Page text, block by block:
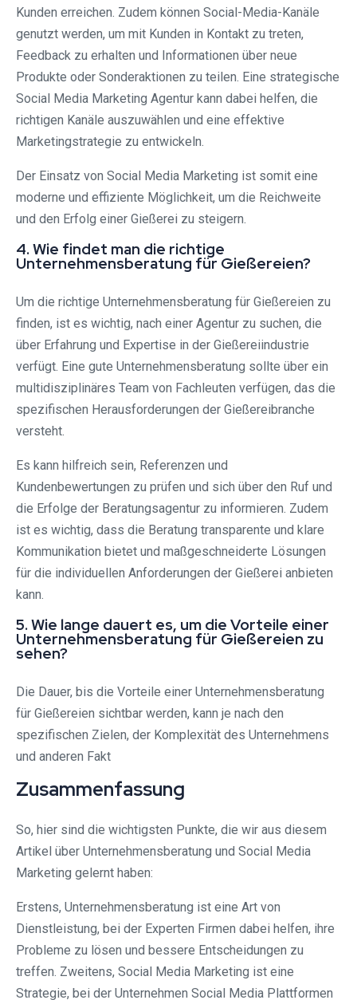
Kunden erreichen. Zudem können Social-Media-Kanäle
genutzt werden, um mit Kunden in Kontakt zu treten,
Feedback zu erhalten und Informationen über neue
Produkte oder Sonderaktionen zu teilen. Eine strategische
Social Media Marketing Agentur kann dabei helfen, die
richtigen Kanäle auszuwählen und eine effektive
Marketingstrategie zu entwickeln.
Der Einsatz von Social Media Marketing ist somit eine
moderne und effiziente Möglichkeit, um die Reichweite
und den Erfolg einer Gießerei zu steigern.
4. Wie findet man die richtige
Unternehmensberatung für Gießereien?
Um die richtige Unternehmensberatung für Gießereien zu
finden, ist es wichtig, nach einer Agentur zu suchen, die
über Erfahrung und Expertise in der Gießereiindustrie
verfügt. Eine gute Unternehmensberatung sollte über ein
multidisziplinäres Team von Fachleuten verfügen, das die
spezifischen Herausforderungen der Gießereibranche
versteht.
Es kann hilfreich sein, Referenzen und
Kundenbewertungen zu prüfen und sich über den Ruf und
die Erfolge der Beratungsagentur zu informieren. Zudem
ist es wichtig, dass die Beratung transparente und klare
Kommunikation bietet und maßgeschneiderte Lösungen
für die individuellen Anforderungen der Gießerei anbieten
kann.
5. Wie lange dauert es, um die Vorteile einer
Unternehmensberatung für Gießereien zu
sehen?
Die Dauer, bis die Vorteile einer Unternehmensberatung
für Gießereien sichtbar werden, kann je nach den
spezifischen Zielen, der Komplexität des Unternehmens
und anderen Fakt
Zusammenfassung
So, hier sind die wichtigsten Punkte, die wir aus diesem
Artikel über Unternehmensberatung und Social Media
Marketing gelernt haben:
Erstens, Unternehmensberatung ist eine Art von
Dienstleistung, bei der Experten Firmen dabei helfen, ihre
Probleme zu lösen und bessere Entscheidungen zu
treffen. Zweitens, Social Media Marketing ist eine
Strategie, bei der Unternehmen Social Media Plattformen